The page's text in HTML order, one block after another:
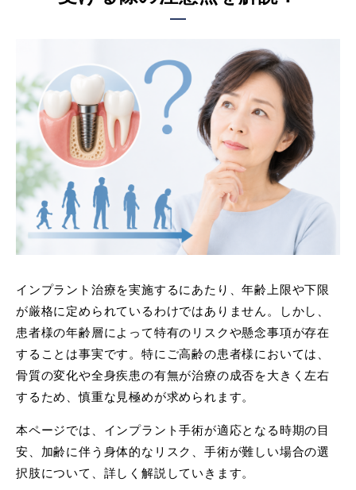
インプラント治療を実施するにあたり、年齢上限や下限
が厳格に定められているわけではありません。しかし、
患者様の年齢層によって特有のリスクや懸念事項が存在
することは事実です。特にご高齢の患者様においては、
骨質の変化や全身疾患の有無が治療の成否を大きく左右
するため、慎重な見極めが求められます。
本ページでは、インプラント手術が適応となる時期の目
安、加齢に伴う身体的なリスク、手術が難しい場合の選
択肢について、詳しく解説していきます。